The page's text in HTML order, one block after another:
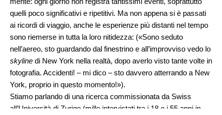
quelli poco significativi e ripetitivi. Ma non appena si è passati
ai ricordi di viaggio, anche le esperienze più distanti nel tempo
sono riemerse in tutta la loro nitidezza: («Sono seduto
nell’aereo, sto guardando dal finestrino e all’improvviso vedo lo
skyline di New York nella realtà, dopo averlo visto tante volte in
fotografia. Accidenti! – mi dico – sto davvero atterrando a New
York, proprio in questo momento!»).
Stiamo parlando di una ricerca commissionata da Swiss
all’Università di Zurigo (mille intervistati tra i 18 e i 55 anni in